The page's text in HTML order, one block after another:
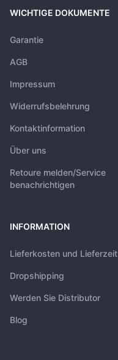
WICHTIGE DOKUMENTE
Garantie
AGB
Impressum
Widerrufsbelehrung
Kontaktinformation
Über uns
Retoure melden/Service
benachrichtigen
INFORMATION
Lieferkosten und Lieferzeit
Dropshipping
Werden Sie Distributor
Blog